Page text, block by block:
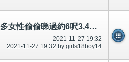
又叫市民唔睇,圍村村屋好多女性偷偷睇過約6呎3,4或及350磅以上肥男,成條陰毛陰莖賓周硬勃起,之後男女都鍾意,想
2021-11-27 19:32
2021-11-27 19:32 by girls18boy14